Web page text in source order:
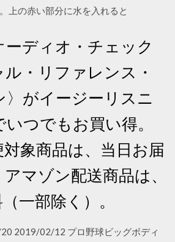
上の赤い部分に水を入れると
ディオ・チェック
・リファレンス・
〉がイージーリスニ
つでもお買い得。
象商品は、当日お届
マゾン配送商品は、
一部除く）。
2019/02/12 プロ野球ビッグボディ